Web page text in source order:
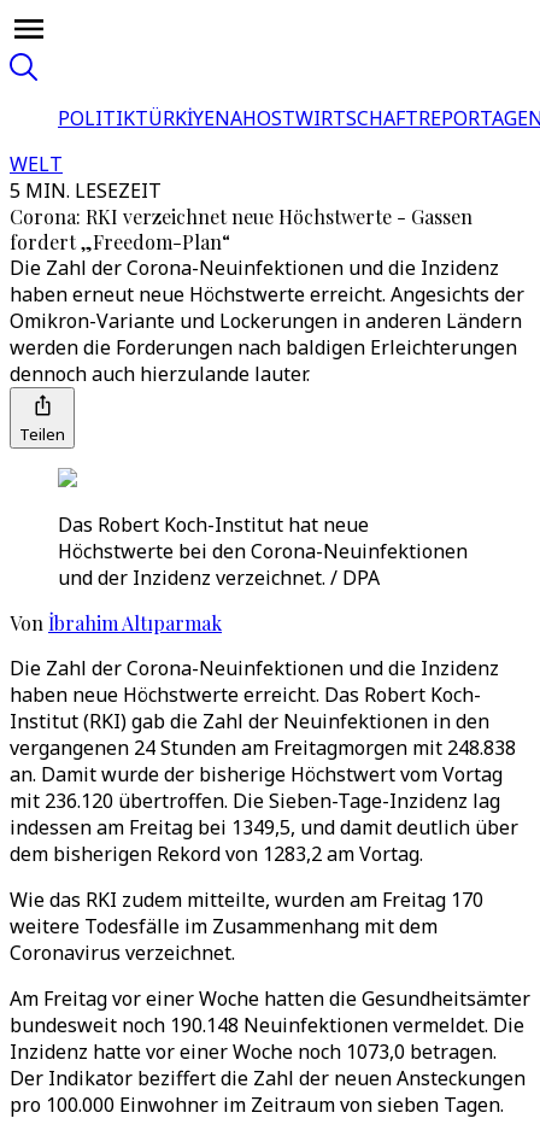
POLITIKTÜRKİYENAHOSTWIRTSCHAFT
WELT
5 MIN. LESEZEIT
Corona: RKI verzeichnet neue Höchstwerte - Gassen
fordert „Freedom-Plan“
Die Zahl der Corona-Neuinfektionen und die Inzidenz
haben erneut neue Höchstwerte erreicht. Angesichts der
Omikron-Variante und Lockerungen in anderen Ländern
werden die Forderungen nach baldigen Erleichterungen
dennoch auch hierzulande lauter.
Teilen
Das Robert Koch-Institut hat neue
Höchstwerte bei den Corona-Neuinfektionen
und der Inzidenz verzeichnet. / DPA
Von İbrahim Altıparmak
Die Zahl der Corona-Neuinfektionen und die Inzidenz
haben neue Höchstwerte erreicht. Das Robert Koch-
Institut (RKI) gab die Zahl der Neuinfektionen in den
vergangenen 24 Stunden am Freitagmorgen mit 248.838
an. Damit wurde der bisherige Höchstwert vom Vortag
mit 236.120 übertroffen. Die Sieben-Tage-Inzidenz lag
indessen am Freitag bei 1349,5, und damit deutlich über
dem bisherigen Rekord von 1283,2 am Vortag.
Wie das RKI zudem mitteilte, wurden am Freitag 170
weitere Todesfälle im Zusammenhang mit dem
Coronavirus verzeichnet.
Am Freitag vor einer Woche hatten die Gesundheitsämter
bundesweit noch 190.148 Neuinfektionen vermeldet. Die
Inzidenz hatte vor einer Woche noch 1073,0 betragen.
Der Indikator beziffert die Zahl der neuen Ansteckungen
pro 100.000 Einwohner im Zeitraum von sieben Tagen.